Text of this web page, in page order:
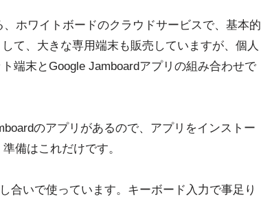
ホワイトボードのクラウドサービスで、基本的
て、大きな専用端末も販売していますが、個人
端末とGoogle Jamboardアプリの組み合わせで
のアプリがあるので、アプリをインストー
備はこれだけです。
合いで使っています。キーボード入力で事足り